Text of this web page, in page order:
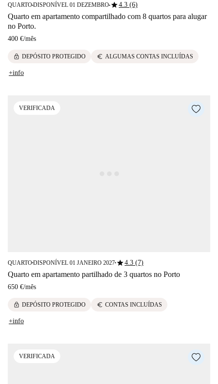
QUARTO■DISPONÍVEL 01 DEZEMBRO■star4.3 (6)
Quarto em apartamento compartilhado com 8 quartos para alugar
no Porto.
400 €/mês
lock DEPÓSITO PROTEGIDO euro ALGUMAS CONTAS INCLUÍDAS
+info
VERIFICADA
QUARTO■DISPONÍVEL 01 JANEIRO 2027■star4.3 (7)
Quarto em apartamento partilhado de 3 quartos no Porto
650 €/mês
lock DEPÓSITO PROTEGIDO euro CONTAS INCLUÍDAS
+info
VERIFICADA